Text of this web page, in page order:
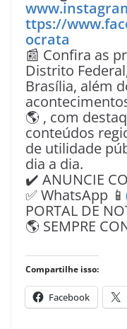
ttps://
ocrata
📰 Confira as
Distrito
Brasília, além
🌎 , com
conteúdos
de utilidade
dia a dia.
✔️ ANUNCIE
✅ WhatsApp 📱
PORTAL DE
🌎 SEMPRE
Compartilhe isso:
Facebook